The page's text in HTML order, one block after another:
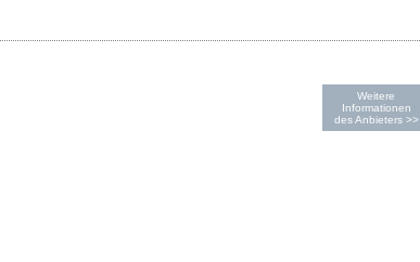
Weitere
Informationen
des Anbieters >>